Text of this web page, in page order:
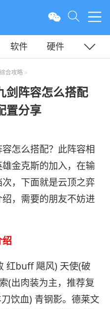
软件
硬件
合攻略>
剑阵容怎么搭配
置分享
怎么搭配？此阵容相
金克斯的加入，在输
，下面就是云顶之弈
，需要的朋友不妨进
绍
buff 飓风) 天使(破
(出肉装为主，推荐复
饮血) 青钢影。德莱文